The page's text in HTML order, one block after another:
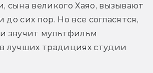
сына великого Хаяо, вызывают
до сих пор. Но все согласятся,
звучит мультфильм
лучших традициях студии